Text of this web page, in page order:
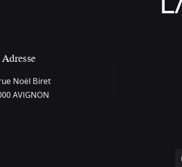
Adresse
Noël Biret
AVIGNON